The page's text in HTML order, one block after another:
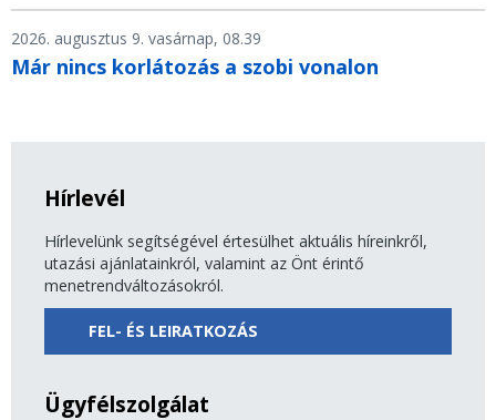
2026. augusztus 9. vasárnap, 08.39
Már nincs korlátozás a szobi vonalon
Hírlevél
Hírlevelünk segítségével értesülhet aktuális híreinkről,
utazási ajánlatainkról, valamint az Önt érintő
menetrendváltozásokról.
FEL- ÉS LEIRATKOZÁS
Ügyfélszolgálat